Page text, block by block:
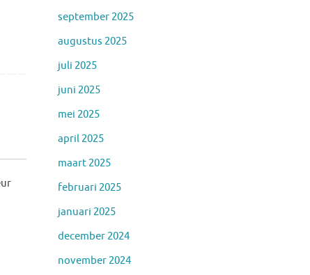
september 2025
augustus 2025
juli 2025
juni 2025
mei 2025
april 2025
maart 2025
februari 2025
januari 2025
december 2024
november 2024